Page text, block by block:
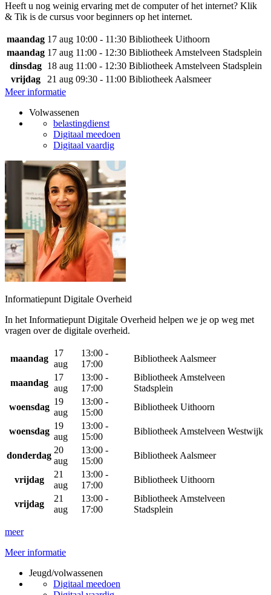
Heeft u nog weinig ervaring met de computer of het internet? Klik
& Tik is de cursus voor beginners op het internet.
maandag 17 aug 10:00 - 11:30 Bibliotheek Uithoorn
maandag 17 aug 11:00 - 12:30 Bibliotheek Amstelveen Stadsplein
dinsdag 18 aug 11:00 - 12:30 Bibliotheek Amstelveen Stadsplein
vrijdag
21 aug 09:30 - 11:00 Bibliotheek Aalsmeer
Meer informatie
Volwassenen
belastingdienst
Digitaal meedoen
Digitaal vaardig
Informatiepunt Digitale Overheid
In het Informatiepunt Digitale Overheid helpen we je op weg met
vragen over de digitale overheid.
maandag
17
aug
13:00 -
17:00
Bibliotheek Aalsmeer
maandag
17
aug
13:00 -
17:00
Bibliotheek Amstelveen
Stadsplein
woensdag
19
aug
13:00 -
15:00
Bibliotheek Uithoorn
woensdag
19
aug
13:00 -
15:00
Bibliotheek Amstelveen Westwijk
donderdag
20
aug
13:00 -
15:00
Bibliotheek Aalsmeer
vrijdag
21
aug
13:00 -
17:00
Bibliotheek Uithoorn
vrijdag
21
aug
13:00 -
17:00
Bibliotheek Amstelveen
Stadsplein
meer
Meer informatie
Jeugd/volwassenen
Digitaal meedoen